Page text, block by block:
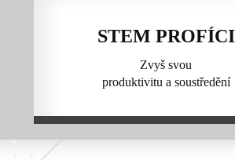
STEM PROFÍCI
Zvyš svou
produktivitu a soustředění